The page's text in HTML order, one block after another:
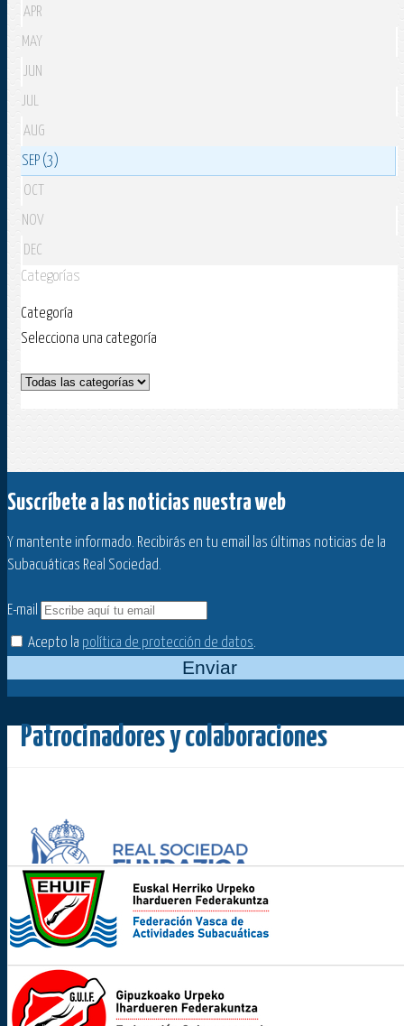
APR
MAY
JUN
JUL
AUG
SEP (3)
OCT
NOV
DEC
Categorías
Categoría
Selecciona una categoría
Suscríbete a las noticias nuestra web
Y mantente informado. Recibirás en tu email las últimas noticias de la
Subacuáticas Real Sociedad.
E-mail
Acepto la política de protección de datos.
Enviar
Patrocinadores y colaboraciones